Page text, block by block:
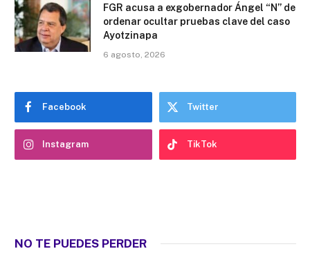
FGR acusa a exgobernador Ángel “N” de
ordenar ocultar pruebas clave del caso
Ayotzinapa
6 agosto, 2026
Facebook Twitter
Instagram TikTok
NO TE PUEDES PERDER